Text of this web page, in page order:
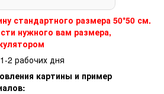
стандартного размера 50*50 см.
нужного вам размера,
1-2 рабочих дня
картины и пример